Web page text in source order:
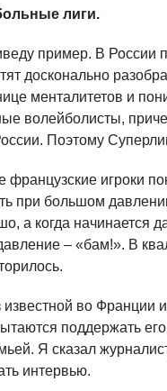
лиги.
пример. В России
досконально
менталитетов и
волейболисты,
Поэтому
французские игроки
при большом
а когда начинается
– «бам!». В
во Франции
поддержать
Я сказал
интервью.